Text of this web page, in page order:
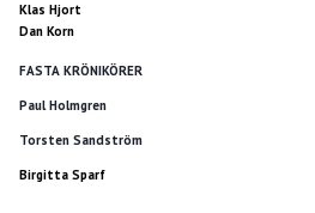
Klas Hjort
Dan Korn
FASTA KRÖNIKÖRER
Paul Holmgren
Torsten Sandström
Birgitta Sparf